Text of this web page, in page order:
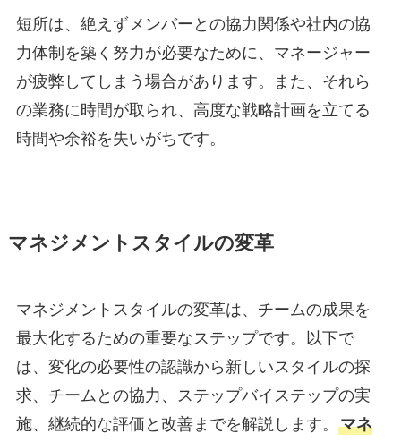
短所は、絶えずメンバーとの協力関係や社内の協
力体制を築く努力が必要なために、マネージャー
が疲弊してしまう場合があります。また、それら
の業務に時間が取られ、高度な戦略計画を立てる
時間や余裕を失いがちです。
マネジメントスタイルの変革
マネジメントスタイルの変革は、チームの成果を
最大化するための重要なステップです。以下で
は、変化の必要性の認識から新しいスタイルの探
求、チームとの協力、ステップバイステップの実
施、継続的な評価と改善までを解説します。 マネ